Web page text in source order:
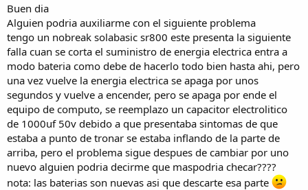
c
i
o
Buen dia
Alguien podria auxiliarme con el siguiente problema
tengo un nobreak solabasic sr800 este presenta la siguiente
falla cuan se corta el suministro de energia electrica entra a
modo bateria como debe de hacerlo todo bien hasta ahi, pero
una vez vuelve la energia electrica se apaga por unos
segundos y vuelve a encender, pero se apaga por ende el
equipo de computo, se reemplazo un capacitor electrolitico
de 1000uf 50v debido a que presentaba sintomas de que
estaba a punto de tronar se estaba inflando de la parte de
arriba, pero el problema sigue despues de cambiar por uno
nuevo alguien podria decirme que maspodria checar????
nota: las baterias son nuevas asi que descarte esa parte